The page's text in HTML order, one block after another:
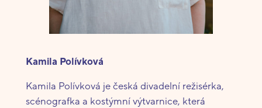
Kamila Polívková
Kamila Polívková je česká divadelní režisérka,
scénografka a kostýmní výtvarnice, která